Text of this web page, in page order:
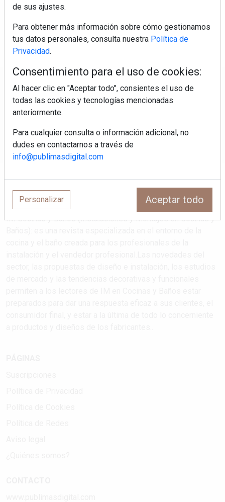
Regístrate y accede a contenidos
exclusivos
IM Cocinas y Baños (Instalaciones y Montajes en Cocinas y
de sus ajustes.
Para obtener más información sobre cómo gestionamos
tus datos personales, consulta nuestra Política de
Privacidad.
Consentimiento para el uso de cookies:
Al hacer clic en "Aceptar todo", consientes el uso de
todas las cookies y tecnologías mencionadas
anteriormente.
Para cualquier consulta o información adicional, no
dudes en contactarnos a través de
info@publimasdigital.com
Personalizar Aceptar todo